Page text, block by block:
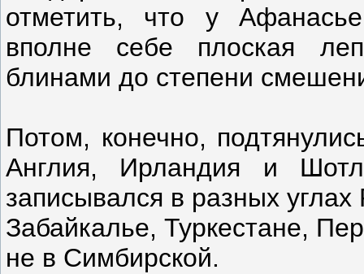
отметить, что у
вполне себе плоская
блинами до степени
Потом, конечно,
Англия, Ирландия и
записывался в разных
Забайкалье, Туркестане,
не в Симбирской.